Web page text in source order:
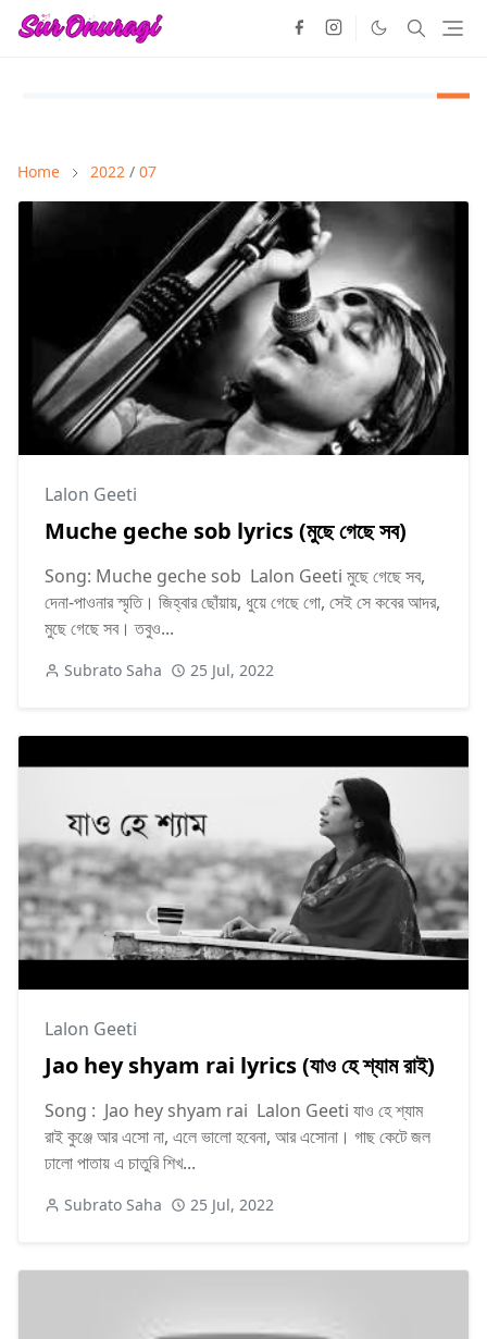
Home 2022 / 07
Lalon Geeti
Muche geche sob lyrics (মুছে গেছে সব)
Song: Muche geche sob Lalon Geeti মুছে গেছে সব,
দেনা-পাওনার স্মৃতি। জিহ্বার ছোঁয়ায়, ধুয়ে গেছে গো, সেই সে কবের আদর,
মুছে গেছে সব। তবুও...
Subrato Saha 25 Jul, 2022
Lalon Geeti
Jao hey shyam rai lyrics (যাও হে শ্যাম রাই)
Song : Jao hey shyam rai Lalon Geeti যাও হে শ্যাম
রাই কুঞ্জে আর এসো না, এলে ভালো হবেনা, আর এসোনা। গাছ কেটে জল
ঢালো পাতায় এ চাতুরি শিখ...
Subrato Saha 25 Jul, 2022